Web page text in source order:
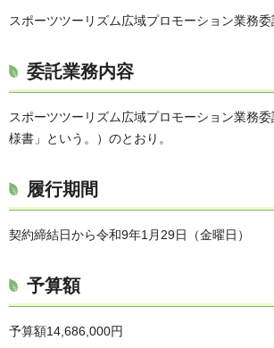
スポーツツーリズム広域プロモーション業務委
委託業務内容
スポーツツーリズム広域プロモーション業務
様書」という。）のとおり。
履行期間
契約締結日から令和9年1月29日（金曜日）
予算額
予算額14,686,000円